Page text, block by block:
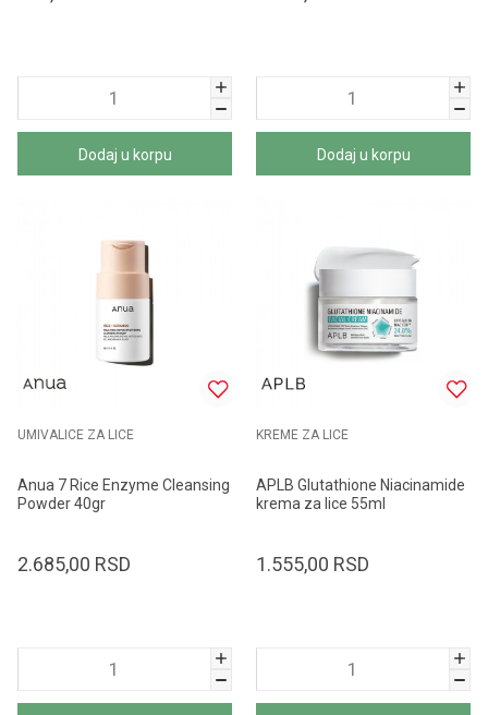
Dodaj u korpu Dodaj u korpu
UMIVALICE ZA LICE
Anua 7 Rice Enzyme Cleansing
Powder 40gr
2.685,00 RSD
KREME ZA LICE
APLB Glutathione Niacinamide
krema za lice 55ml
1.555,00 RSD